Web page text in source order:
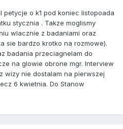
petycje o k1 pod koniec listopoada
stycznia . Takze moglismy
wlacznie z badaniami oraz
sie bardzo krotko na rozmowe).
badania przeciagnelam do
na glowie obrone mgr. Interview
wizy nie dostalam na pierwszej
6 kwietnia. Do Stanow